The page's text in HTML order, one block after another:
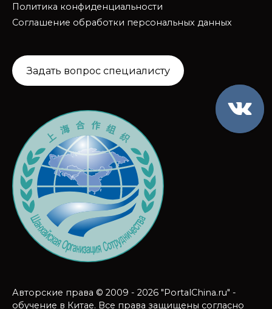
Политика конфиденциальности
Соглашение обработки персональных данных
Задать вопрос специалисту
Авторские права © 2009 - 2026 "PortalChina.ru" -
обучение в Китае. Все права защищены согласно